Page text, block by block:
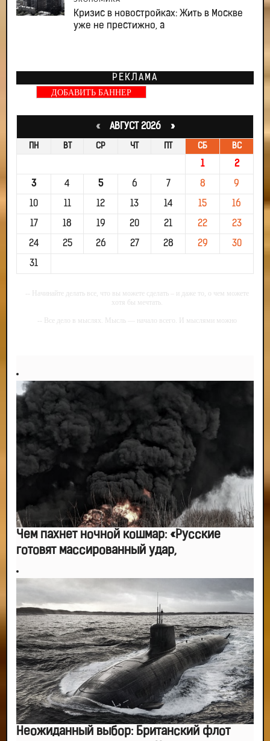
Кризис в новостройках: Жить в Москве
уже не престижно, а
РЕКЛАМА
ДОБАВИТЬ БАННЕР
«АВГУСТ 2026 »
ПН ВТ СР ЧТ ПТ СБ ВС
1 2
3 4 5 6 7 8 9
10 11 12 13 14 15 16
17 18 19 20 21 22 23
24 25 26 27 28 29 30
31
-- Начинайте делать все, что вы можете сделать – и даже то, о чем можете
хотя бы мечтать.
-- Все дело в мыслях. Мысль — начало всего. И мыслями можно
-- Самое большое богатство — это ум. Самая большая нищета — глупость.
Из всех страхов самый пугающий — самолюбование.
-- Лучшее, что можно сделать с хорошим советом, это пропустить его
мимо ушей. Он никогда не бывает полезен никому, кроме того, кто его дал.
-- Люблю давать советы и очень не люблю, когда их дают мне.
Чем пахнет ночной кошмар: «Русские
готовят массированный удар,
Неожиданный выбор: Британский флот